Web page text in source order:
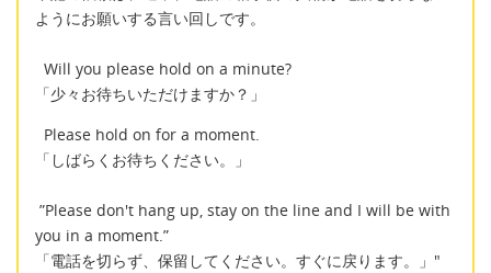
ようにお願いする言い回しです。
Will you please hold on a minute?
「少々お待ちいただけますか？」
Please hold on for a moment.
「しばらくお待ちください。」
”Please don't hang up, stay on the line and I will be with
you in a moment.”
「電話を切らず、保留してください。すぐに戻ります。」"